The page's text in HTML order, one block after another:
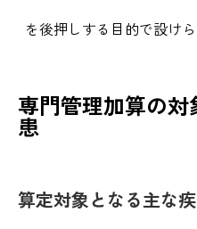
を後押しする目的で設けら
専門管理加算の
患
算定対象となる主な